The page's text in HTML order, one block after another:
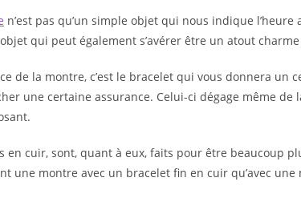
n’est pas qu’un simple objet qui nous indique
qui peut également s’avérer être un atout
de la montre, c’est le bracelet qui vous donnera un
une certaine assurance. Celui-ci dégage même de
en cuir, sont, quant à eux, faits pour être beaucoup
une montre avec un bracelet fin en cuir qu’avec